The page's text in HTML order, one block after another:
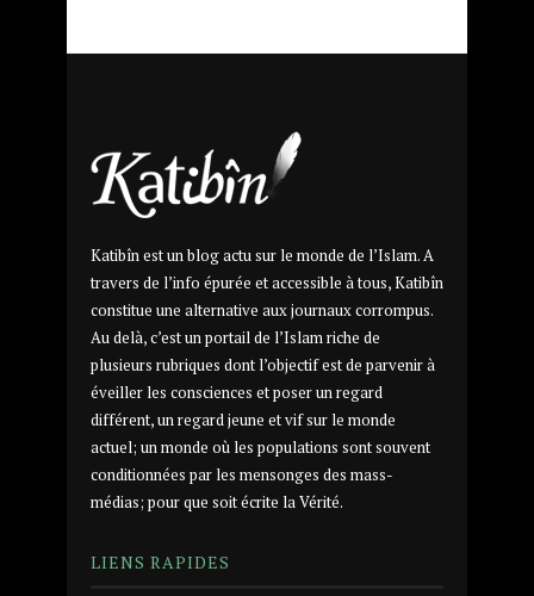
Katibîn est un blog actu sur le monde de l’Islam. A
travers de l’info épurée et accessible à tous, Katibîn
constitue une alternative aux journaux corrompus.
Au delà, c’est un portail de l’Islam riche de
plusieurs rubriques dont l’objectif est de parvenir à
éveiller les consciences et poser un regard
différent, un regard jeune et vif sur le monde
actuel; un monde où les populations sont souvent
conditionnées par les mensonges des mass-
médias; pour que soit écrite la Vérité.
LIENS RAPIDES